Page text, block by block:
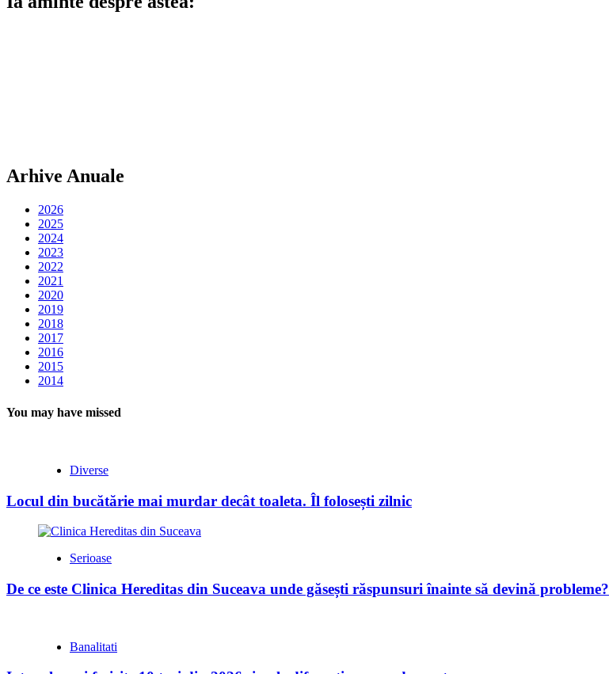
Arhive Anuale
2026
2025
2024
2023
2022
2021
2020
2019
2018
2017
2016
2015
2014
You may have missed
Diverse
Locul din bucătărie mai murdar decât toaleta. Îl folosești zilnic
Serioase
De ce este Clinica Hereditas din Suceava unde găsești răspunsuri înainte să devină probleme?
Banalitati